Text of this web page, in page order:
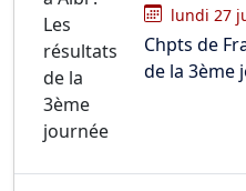
lundi 27
Chpts de
de la 3ème